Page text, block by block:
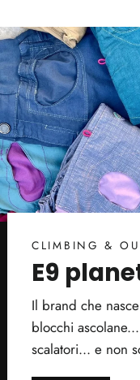
CLIMBING &
E9
Il brand che
blocchi
scalatori... e non